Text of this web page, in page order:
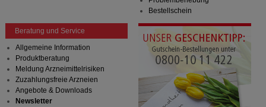
Bestellschein
Beratung und Service
Allgemeine Information
Produktberatung
Meldung Arzneimittelrisiken
Zuzahlungsfreie Arzneien
Angebote & Downloads
Newsletter